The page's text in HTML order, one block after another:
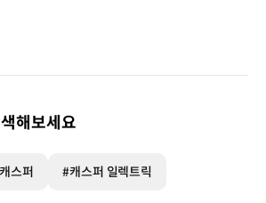
해보세요
스퍼 #캐스퍼 일렉트릭